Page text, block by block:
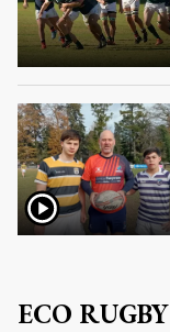
ECO RUGBY